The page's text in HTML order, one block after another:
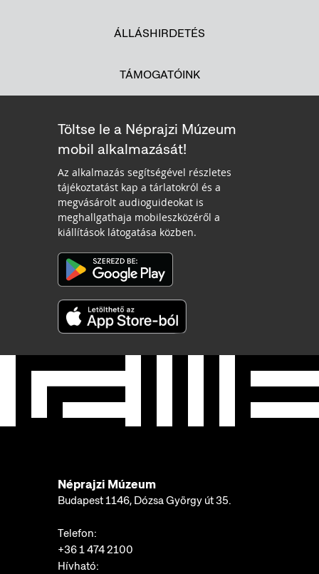
ÁLLÁSHIRDETÉS
TÁMOGATÓINK
Töltse le a Néprajzi Múzeum
mobil alkalmazását!
Az alkalmazás segítségével részletes
tájékoztatást kap a tárlatokról és a
megvásárolt audioguideokat is
meghallgathaja mobileszközéről a
kiállítások látogatása közben.
Néprajzi Múzeum
Budapest 1146, Dózsa György út 35.
Telefon:
+36 1 474 2100
Hívható: